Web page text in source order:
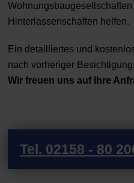
Hinterlassenschaften helfen.
Ein detailliertes und
nach vorheriger Besichtigung.
Wir freuen uns auf Ihre
Tel. 02158 - 80